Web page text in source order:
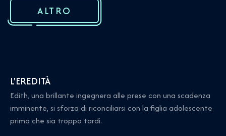
ALTRO
L'EREDITÀ
Edith, una brillante ingegnera alle prese con una scadenza
imminente, si sforza di riconciliarsi con la figlia adolescente
prima che sia troppo tardi.